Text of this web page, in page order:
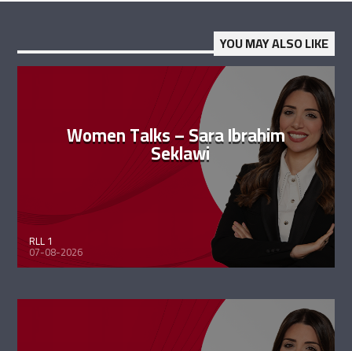
YOU MAY ALSO LIKE
Women Talks – Sara Ibrahim
Seklawi
RLL 1
07-08-2026